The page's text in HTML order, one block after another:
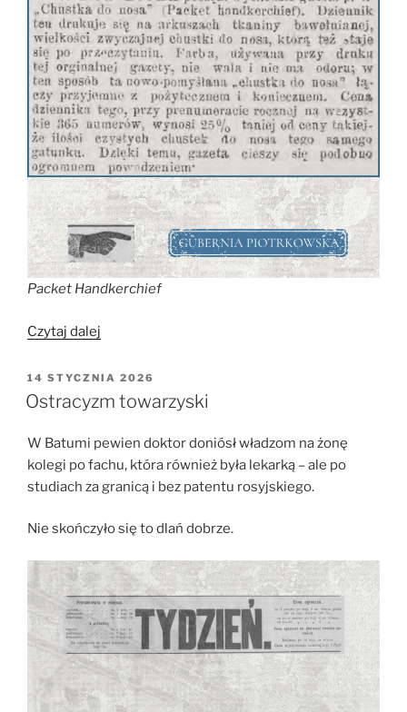
Packet Handkerchief
Czytaj dalej
nosa”
OPUBLIKOWANE
W
14 STYCZNIA 2026
Ostracyzm towarzyski
W Batumi pewien doktor doniósł władzom na żonę
kolegi po fachu, która również była lekarką – ale po
studiach za granicą i bez patentu rosyjskiego.
Nie skończyło się to dlań dobrze.